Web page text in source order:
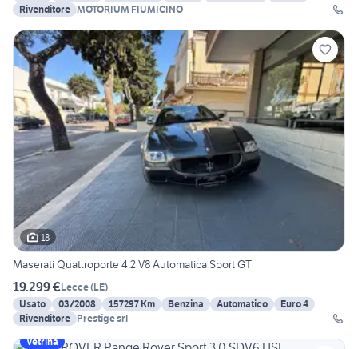
Rivenditore MOTORIUM FIUMICINO
18
Maserati Quattroporte 4.2 V8 Automatica Sport GT
19.299 €Lecce(LE)
Usato
03/2008 157297 Km Benzina Automatico
Euro 4
Rivenditore Prestige srl
Vetrina